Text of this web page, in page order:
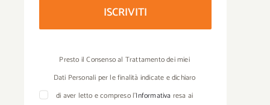
ISCRIVITI
Presto il Consenso al Trattamento dei miei
Dati Personali per le finalità indicate e dichiaro
di aver letto e compreso l’Informativa resa ai